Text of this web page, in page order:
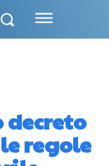
decreto
regole